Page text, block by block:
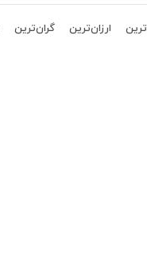
ارزان‌ترین گران‌ترین